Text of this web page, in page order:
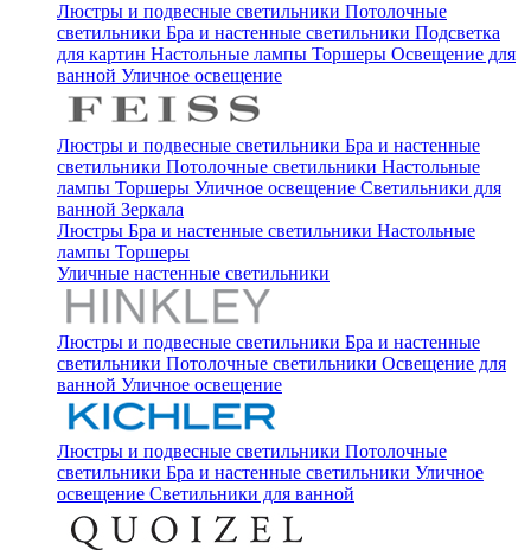
Люстры и подвесные светильники Потолочные
светильники Бра и настенные светильники Подсветка
для картин Настольные лампы Торшеры Освещение для
ванной Уличное освещение
Люстры и подвесные светильники Бра и настенные
светильники Потолочные светильники Настольные
лампы Торшеры Уличное освещение Светильники для
ванной Зеркала
Люстры Бра и настенные светильники Настольные
лампы Торшеры
Уличные настенные светильники
Люстры и подвесные светильники Бра и настенные
светильники Потолочные светильники Освещение для
ванной Уличное освещение
Люстры и подвесные светильники Потолочные
светильники Бра и настенные светильники Уличное
освещение Светильники для ванной